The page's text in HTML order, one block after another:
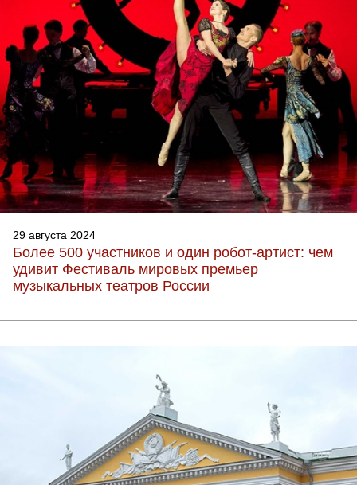
29 августа 2024
Более 500 участников и один робот-артист: чем
удивит Фестиваль мировых премьер
музыкальных театров России